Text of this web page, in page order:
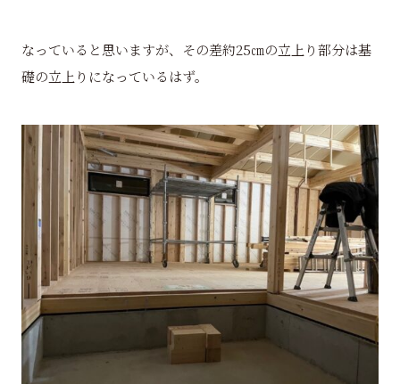
なっていると思いますが、その差約25㎝の立上り部分は基
礎の立上りになっているはず。